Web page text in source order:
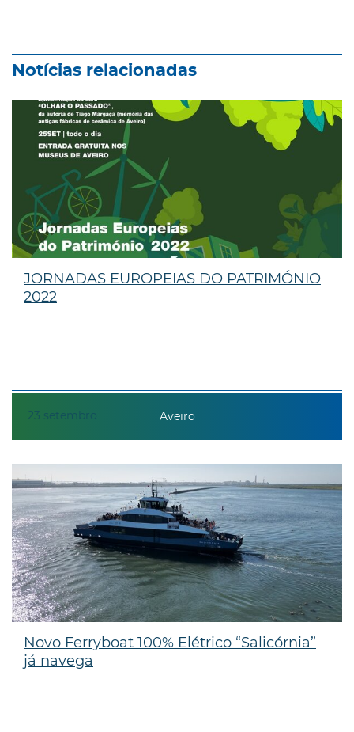
Notícias relacionadas
23 setembro
JORNADAS EUROPEIAS DO PATRIMÓNIO
2022
Aveiro
Novo Ferryboat 100% Elétrico “Salicórnia”
já navega